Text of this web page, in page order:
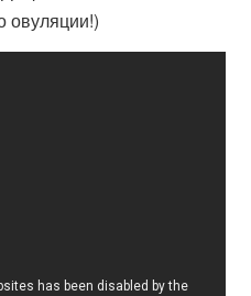
овуляции!)